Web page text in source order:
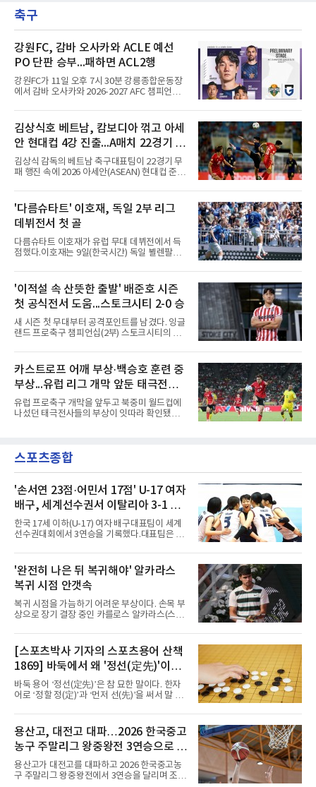
을 포함했다. 국내에서 이미 최고 수준의 대우와
확실한 입지를 확보한 만큼, 이번 메이저리그 도
이 없는 도전에 가깝다. 노시환은 이미 KBO리그
에서 연평균 약 28억 원에 달하는 대형 계약과
한화의 프랜차이즈 스타라는 지위를 얻었다. 만
약 MLB 구단들의 평가가 기대에 미치지 못하더
라도 돌아올 곳이 확실하다.그렇다고 포스팅 도
전의 의미가 작아지는 것은 아
축구
강원FC, 감바 오사카와 ACLE 예선
PO 단판 승부...패하면 ACL2행
강원FC가 11일 오후 7시 30분 강릉종합운동장
에서 감바 오사카와 2026-2027 AFC 챔피언스
승자는 ACLE 본선에 오르고 패자는 2부 격 대회
인 AFC 챔피언스리그2(ACL2)로 향한다. 강원은
2024시즌 K리그1 준우승 자격으로 나선 지난 시
즌 ACLE에서 창단 첫 아시아 무대를 경험하며
16강에 진출했고, 2025시즌 리그 5위로 이번 출
전권을 얻었다.감바 오사카는 2025-2026시즌
ACL2 결승에서 크리스티아누 호날두의 소속팀
기세도 좋다.최근 리그 2연패로 상승세가 끊긴
강원은 이번 승리로 반등을 노린다. 김대
김상식호 베트남, 캄보디아 꺾고 아세
안 현대컵 4강 진출...A매치 22경기 무
패 질주
김상식 감독의 베트남 축구대표팀이 22경기 무
패 행진 속에 2026 아세안(ASEAN) 현대컵 준결
딘 국립경기장에서 열린 캄보디아와의 조별리그
A조 4차전에서 응우옌 딘 박의 2골과 상대 자책
골을 묶어 3-1로 이겼다. 3승 1무 승점 10으로
싱가포르(승점 8)를 제치고 조 1위를 차지했고,
A매치 연속 무패는 22경기(19승 3무)로 늘렸다.
종전 자국 기록은 18경기였다.2년마다 열리는
현대컵은 '동남아의 월드컵'으로 불리며, 스즈키
패와 통산 4번째 우승을 노린다.준결승 상대 말
레이시아는 8일 필리핀을 1-0
'다름슈타트' 이호재, 독일 2부 리그
데뷔전서 첫 골
다름슈타트 이호재가 유럽 무대 데뷔전에서 득
점했다.이호재는 9일(한국시간) 독일 뵐렌팔토
2027시즌 2.분데스리가(2부) 개막전에서 0-2로
뒤진 후반 추격골을 넣었다. 후반 15분 핀 라켄
마허와 교체 투입된 그는 후반 31분 페널티지역
오른쪽에서 카이 클레피시의 패스를 받아 오른
발 슈팅으로 마무리했다.다름슈타트는 후반 41
분 알렉산다르 부코티치의 동점골로 승점 1을
챙겼다. 홀슈타인 킬은 전반 8분 기예르모 발지,
활용한 제공권과 문전 슈팅이 강점인 정통 스트
라이커로, K리그1 포항 스틸러스에서
'이적설 속 산뜻한 출발' 배준호 시즌
첫 공식전서 도움...스토크시티 2-0 승
새 시즌 첫 무대부터 공격포인트를 남겼다. 잉글
랜드 프로축구 챔피언십(2부) 스토크시티의 배
호는 9일(한국시간) 영국 스토크온트렌트의 베
트365 스타디움에서 열린 올덤 애슬레틱(4부)과
의 2026-2027시즌 잉글랜드 풋볼리그컵(EFL
컵) 1라운드에서 팀의 2-0 승리에 쐐기를 박는
골을 도왔다.투입 직후 결정적인 장면을 만들었
다. 1-0으로 앞서던 후반 21분 그라운드를 밟은
그는 후반 37분 상대 수비 라인 사이를 찌르는
흔들었다.시점도 좋았다. 프랑스 올랭피크 리옹
이적설이 도는 배준호는 시즌 첫
카스트로프 어깨 부상·백승호 훈련 중
부상...유럽 리그 개막 앞둔 태극전사
악재
유럽 프로축구 개막을 앞두고 북중미 월드컵에
나섰던 태극전사들의 부상이 잇따라 확인됐다.
쳐 당분간 출전이 어렵다고 밝혔다. 그는 후반 교
체 투입돼 두 골을 넣었으나 후반 22분 부상으로
에서 태어난 카스트로프는 측면 미드필더와 측
면 수비가 가능한 자원으로, 월드컵 남아프리카
공화국과의 조별리그 3차전에 출전했다. 해외
출생 혼혈 선수의 한국 남자 대표팀 월드컵 출전
은 그가 처음이다. 묀헨글라트바흐는 23일 DFB
포칼 1라운드, 29일 라이프치히
스포츠종합
'손서연 23점·어민서 17점' U-17 여자
배구, 세계선수권서 이탈리아 3-1 완
파...조별리그 3연승
한국 17세 이하(U-17) 여자 배구대표팀이 세계
선수권대회에서 3연승을 기록했다.대표팀은 9
FIVB U-17 여자 세계선수권대회 조별리그 D조
3차전에서 이탈리아를 3-1(25-14 25-19 13-25
25-20)로 꺾었다. 푸에르토리코, 대만에 이은 3
연승으로 승점 9를 쌓아 조 1위에 올랐다. 24개
팀이 6개 팀씩 4개 조로 나뉘어 조별리그를 치르
며 각 조 상위 4개 팀이 16강에 진출한다.지난해
U-16 아시아선수권 우승으로 처음 이 대회에 나
종반 점수 차를 벌려 승점 3을 챙겼다.블로킹은
7-16으로 밀렸지만 한국보다
'완전히 나은 뒤 복귀해야' 알카라스
복귀 시점 안갯속
복귀 시점을 가늠하기 어려운 부상이다. 손목 부
상으로 장기 결장 중인 카를로스 알카라스(스페
을지 관심이 쏠린다.얀니크 신네르(이탈리아)와
정상을 다투던 알카라스는 지난 4월 바르셀로나
오픈 이후 넉 달째 남자프로테니스(ATP) 투어 경
기에 나서지 못하고 있다. 9일 영국 BBC 등에 따
르면 그는 손목 힘줄을 감싸는 활막에 염증이 생
기는 건초염을 앓고 있다.이 부상이 까다로운 이
유가 있다. 반복적으로 라켓을 쥐고 휘두르는 동
최장 1년의 회복이 필요하다. 알카라스는 수술
은 받지 않았다. 라켓
[스포츠박사 기자의 스포츠용어 산책
1869] 바둑에서 왜 '정선(定先)'이라
말할까
바둑 용어 ‘정선(定先)’은 참 묘한 말이다. 한자
어로 ‘정할 정(定)’과 ‘먼저 선(先)’을 써서 말 그
이 먼저 두되 백에게 덤을 주지 않는 방식이다.
요즘 프로기사들의 대국은 대부분 ‘호선(互
先)’으로 치러지고, 백에게 6집 반 또는 7집 반의
덤을 주는 것이 일반적이다. (본 코너 1868회 ‘바
둑에서 왜 ‘호선(互先)’이라 말할까‘ 참조) 반면
정선에서는 흑이 먼저 두는 대신 덤이 없다. 한국
기원 역시 기력 차이를 표시하는 기준에서 정선
용산고, 대전고 대파…2026 한국중고
농구 주말리그 왕중왕전 3연승으로 조
1위 16강 진출
용산고가 대전고를 대파하고 2026 한국중고농
구 주말리그 왕중왕전에서 3연승을 달리며 조 1